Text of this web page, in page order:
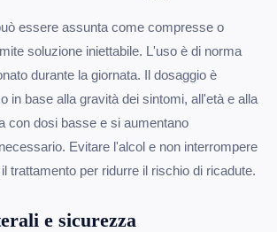
essere assunta come compresse o
soluzione iniettabile. L'uso è di norma
durante la giornata. Il dosaggio è
in base alla gravità dei sintomi, all'età e alla
con dosi basse e si aumentano
Evitare l'alcol e non interrompere
trattamento per ridurre il rischio di ricadute.
e sicurezza